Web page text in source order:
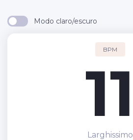
Modo claro/escuro
BPM
11
Larghissimo